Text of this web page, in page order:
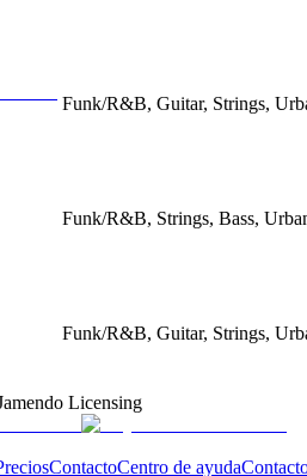
Funk/R&B, Guitar, Strings,
Funk/R&B, Strings, Bass,
Funk/R&B, Guitar, Strings,
Licensing
ContactoCentro de ayuda